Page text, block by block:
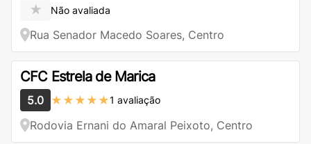
★ Não avaliada
Rua Senador Macedo Soares, Centro
CFC Estrela de Marica
5.0 ★★★★★1 avaliação
Rodovia Ernani do Amaral Peixoto, Centro